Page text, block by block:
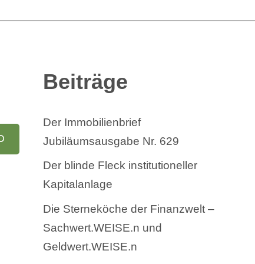
Beiträge
Der Immobilienbrief
Jubiläumsausgabe Nr. 629
Der blinde Fleck institutioneller
Kapitalanlage
Die Sterneköche der Finanzwelt –
Sachwert.WEISE.n und
Geldwert.WEISE.n